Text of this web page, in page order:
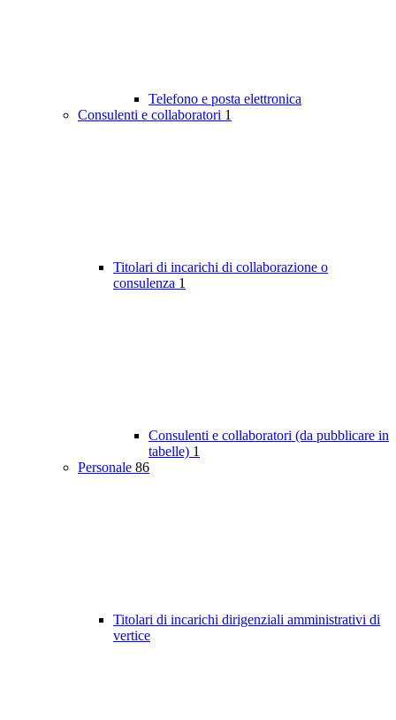
Telefono e posta elettronica
Consulenti e collaboratori 1
Titolari di incarichi di collaborazione o
consulenza 1
Consulenti e collaboratori (da pubblicare in
tabelle) 1
Personale 86
Titolari di incarichi dirigenziali amministrativi di
vertice